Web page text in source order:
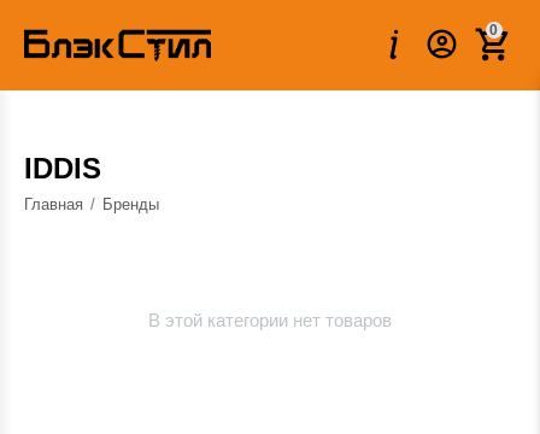
0
IDDIS
Главная / Бренды
В этой категории нет товаров